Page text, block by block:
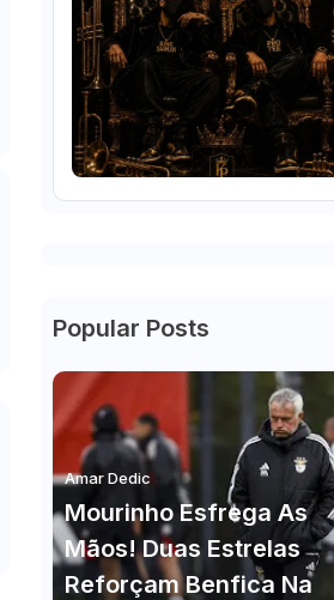
Popular Posts
Amar Dedic
Mourinho Esfrega As
Mãos! Duas Estrelas
Reforçam Benfica Na